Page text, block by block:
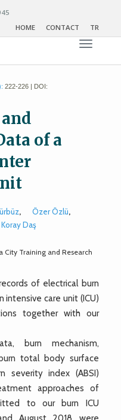
HOME
CONTACT TR
Toggle
222-226 | DOI:
of a
, Özer Özlü,
Koray Daş
City Training and Research
of electrical burn
care unit (ICU)
together with our
burn mechanism,
total body surface
severity index (ABSI)
approaches of
to our burn ICU